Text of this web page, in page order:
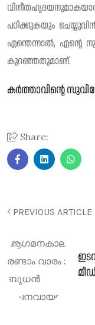
പഠിക്കുകയും
എന്തെന്നാൽ, എന്റെ
കുറഞ്ഞതുമാണ്.
കർത്താവിന്റെ
Share:
PREVIOUS ARTICLE